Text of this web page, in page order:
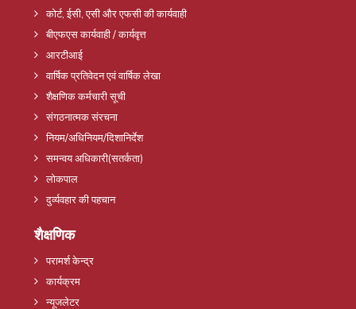
कोर्ट, ईसी, एसी और एफसी की कार्यवाही
बीएफएस कार्यवाही / कार्यवृत्त
आरटीआई
वार्षिक प्रतिवेदन एवं वार्षिक लेखा
शैक्षणिक कर्मचारी सूची
संगठनात्मक संरचना
नियम/अधिनियम/दिशानिर्देश
समन्वय अधिकारी(सतर्कता)
लोकपाल
दुर्व्यवहार की पहचान
शैक्षणिक
परामर्श केन्द्र
कार्यक्रम
न्यूजलेटर